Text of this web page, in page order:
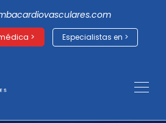
> Especialistas en >